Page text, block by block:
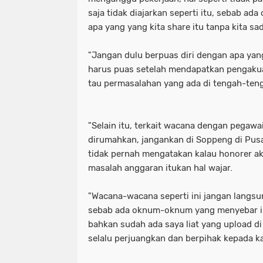
saja tidak diajarkan seperti itu, sebab ada
apa yang yang kita share itu tanpa kita
"Jangan dulu berpuas diri dengan apa
harus puas setelah mendapatkan
tau permasalahan yang ada di tengah-
"Selain itu, terkait wacana dengan
dirumahkan, jangankan di Soppeng di
tidak pernah mengatakan kalau honorer
masalah anggaran itukan hal wajar.
"Wacana-wacana seperti ini jangan
sebab ada oknum-oknum yang
bahkan sudah ada saya liat yang upload
selalu perjuangkan dan berpihak kepada